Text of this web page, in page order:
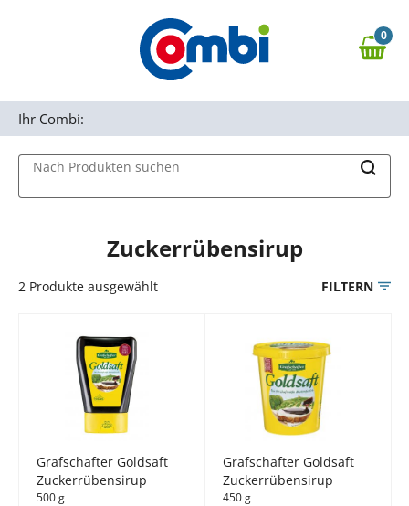
Zur Navigation springen
0,00 €
0
Nach Produkten suchen
Ihr Combi:
Zuckerrübensirup
2 Produkte ausgewählt FILTERN
Grafschafter Goldsaft
Zuckerrübensirup
500 g
Grafschafter Goldsaft
Zuckerrübensirup
450 g